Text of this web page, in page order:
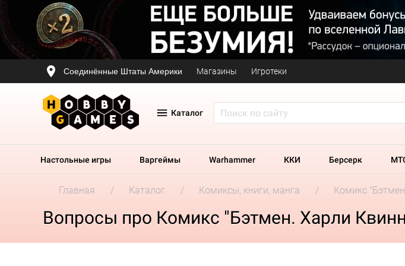
Соединённые Штаты Америки Магазины Игротеки
Каталог
Настольные игры Варгеймы Warhammer ККИ Берсерк
Главная Каталог Комиксы, книги, манга Комикс
Вопросы про Комикс "Бэтмен. Харли